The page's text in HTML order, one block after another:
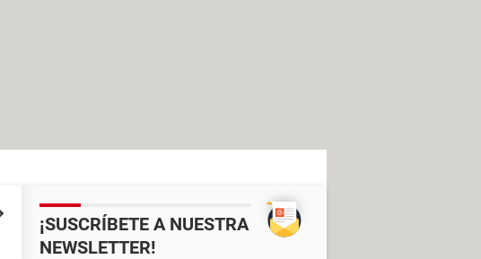
¡SUSCRÍBETE A NUESTRA
NEWSLETTER!